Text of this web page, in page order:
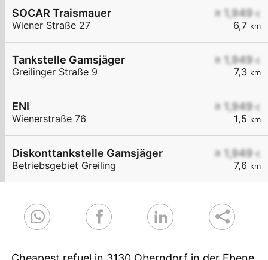
≥ 1,949 €
6,7 km
SOCAR Traismauer
Wiener Straße 27
≥ 1,949 €
7,3 km
Tankstelle Gamsjäger
Greilinger Straße 9
≥ 1,949 €
1,5 km
ENI
Wienerstraße 76
≥ 1,949 €
7,6 km
Diskonttankstelle Gamsjäger
Betriebsgebiet Greiling